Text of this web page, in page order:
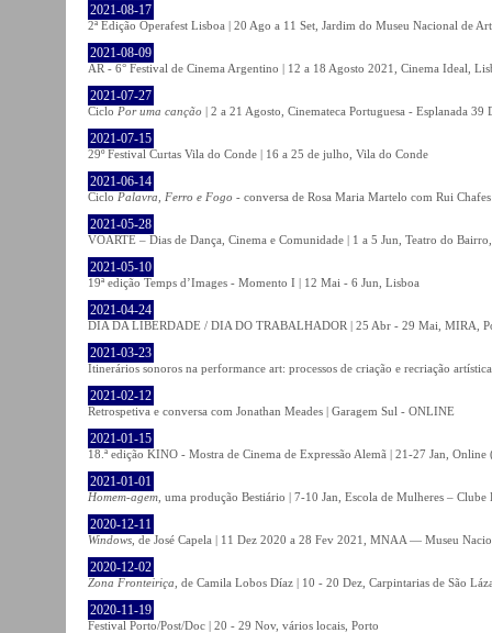
2021-08-17
2ª Edição Operafest Lisboa | 20 Ago a 11 Set, Jardim do Museu Nacional de
2021-08-09
AR - 6° Festival de Cinema Argentino | 12 a 18 Agosto 2021, Cinema Ideal,
2021-07-27
Ciclo Por uma canção | 2 a 21 Agosto, Cinemateca Portuguesa - Esplanada 39
2021-07-15
29º Festival Curtas Vila do Conde | 16 a 25 de julho, Vila do Conde
2021-06-14
Ciclo Palavra, Ferro e Fogo - conversa de Rosa Maria Martelo com Rui
2021-05-28
VOARTE – Dias de Dança, Cinema e Comunidade | 1 a 5 Jun, Teatro do
2021-05-10
19ª edição Temps d’Images - Momento I | 12 Mai - 6 Jun, Lisboa
2021-04-24
DIA DA LIBERDADE / DIA DO TRABALHADOR | 25 Abr - 29 Mai, MIRA,
2021-03-23
Itinerários sonoros na performance art: processos de criação e recriação
2021-02-12
Retrospetiva e conversa com Jonathan Meades | Garagem Sul - ONLINE
2021-01-15
18.ª edição KINO - Mostra de Cinema de Expressão Alemã | 21-27 Jan,
2021-01-01
Homem-agem , uma produção Bestiário | 7-10 Jan, Escola de Mulheres – Clube
2020-12-11
Windows , de José Capela | 11 Dez 2020 a 28 Fev 2021, MNAA — Museu
2020-12-02
Zona Fronteiriça , de Camila Lobos Díaz | 10 - 20 Dez, Carpintarias de São
2020-11-19
Festival Porto/Post/Doc | 20 - 29 Nov, vários locais, Porto